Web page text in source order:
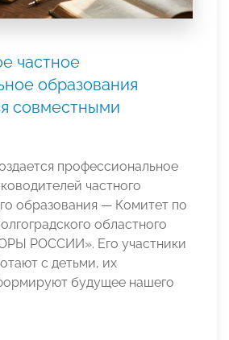
частное
образования
совместными
профессиональное
частного
образования — Комитет по
областного
РОССИИ». Его участники
с детьми, их
будущее нашего